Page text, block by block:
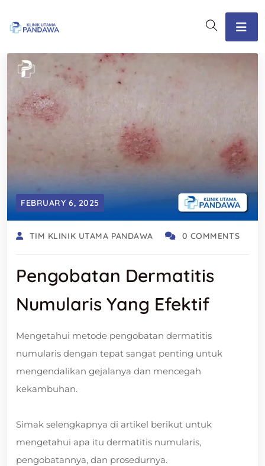
FEBRUARY 6, 2025
TIM KLINIK UTAMA PANDAWA 0 COMMENTS
Pengobatan Dermatitis
Numularis Yang Efektif
Mengetahui metode pengobatan dermatitis
numularis dengan tepat sangat penting untuk
mengendalikan gejalanya dan mencegah
kekambuhan.
Simak selengkapnya di artikel berikut untuk
mengetahui apa itu dermatitis numularis,
pengobatannya, dan prosedurnya.